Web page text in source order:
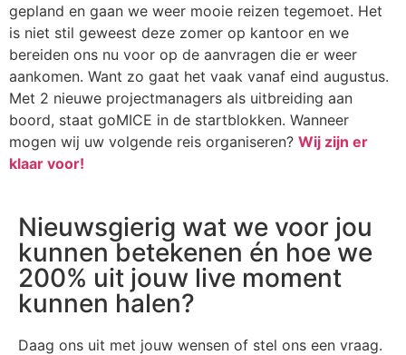
gepland en gaan we weer mooie reizen tegemoet. Het
is niet stil geweest deze zomer op kantoor en we
bereiden ons nu voor op de aanvragen die er weer
aankomen. Want zo gaat het vaak vanaf eind augustus.
Met 2 nieuwe projectmanagers als uitbreiding aan
boord, staat goMICE in de startblokken. Wanneer
mogen wij uw volgende reis organiseren? Wij zijn er
klaar voor!
Nieuwsgierig wat we voor jou
kunnen betekenen én hoe we
200% uit jouw live moment
kunnen halen?
Daag ons uit met jouw wensen of stel ons een vraag.